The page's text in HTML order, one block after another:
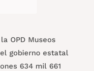
OPD Museos
gobierno estatal
634 mil 661